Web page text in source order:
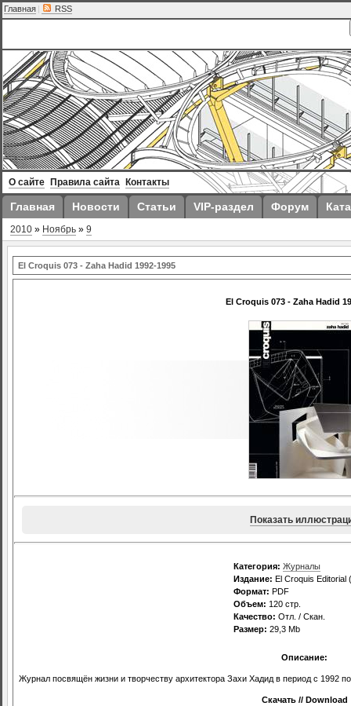
Главная | RSS
О сайте Правила сайта Контакты
Главная Новости Статьи VIP-раздел Форум
2010 » Ноябрь » 9
El Croquis 073 - Zaha Hadid 1992-1995
El Croquis 073 - Zaha Hadid
Показать
Категория: Журналы
Издание: El Croquis Editorial
Формат: PDF
Объем: 120 стр.
Качество: Отл. / Скан.
Размер: 29,3 Mb
Описание:
Журнал посвящён жизни и творчеству архитектора Захи Хадид в период с 1992
Скачать // Download